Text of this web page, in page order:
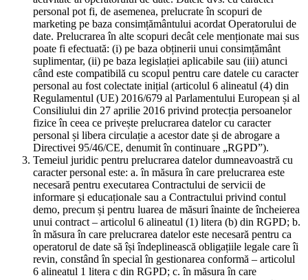
personal pot fi, de asemenea, prelucrate în scopuri de
marketing pe baza consimțământului acordat Operatorului de
date. Prelucrarea în alte scopuri decât cele menționate mai sus
poate fi efectuată: (i) pe baza obținerii unui consimțământ
suplimentar, (ii) pe baza legislației aplicabile sau (iii) atunci
când este compatibilă cu scopul pentru care datele cu caracter
personal au fost colectate inițial (articolul 6 alineatul (4) din
Regulamentul (UE) 2016/679 al Parlamentului European și al
Consiliului din 27 aprilie 2016 privind protecția persoanelor
fizice în ceea ce privește prelucrarea datelor cu caracter
personal și libera circulație a acestor date și de abrogare a
Directivei 95/46/CE, denumit în continuare „RGPD”).
Temeiul juridic pentru prelucrarea datelor dumneavoastră cu
caracter personal este: a. în măsura în care prelucrarea este
necesară pentru executarea Contractului de servicii de
informare și educaționale sau a Contractului privind contul
demo, precum și pentru luarea de măsuri înainte de încheierea
unui contract – articolul 6 alineatul (1) litera (b) din RGPD; b.
în măsura în care prelucrarea datelor este necesară pentru ca
operatorul de date să își îndeplinească obligațiile legale care îi
revin, constând în special în gestionarea conformă – articolul
6 alineatul 1 litera c din RGPD; c. în măsura în care